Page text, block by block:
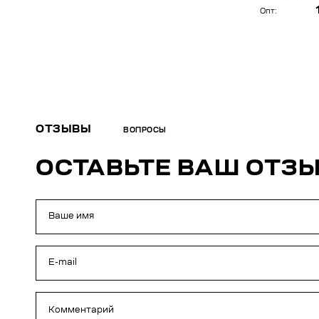
Опт:
ОТЗЫВЫ ВОПРОСЫ
ОСТАВЬТЕ ВАШ